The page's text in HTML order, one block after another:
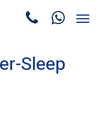
תפריט